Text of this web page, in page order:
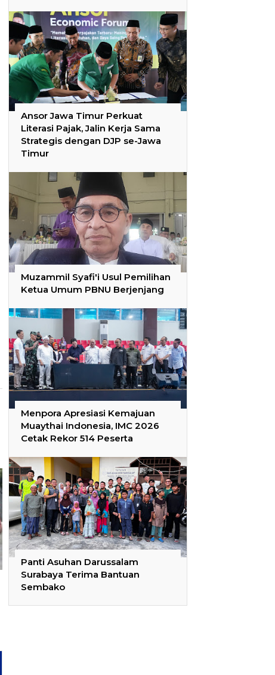
Ansor Jawa Timur Perkuat
Literasi Pajak, Jalin Kerja Sama
Strategis dengan DJP se-Jawa
Timur
Muzammil Syafi'i Usul Pemilihan
Ketua Umum PBNU Berjenjang
Menpora Apresiasi Kemajuan
Muaythai Indonesia, IMC 2026
Cetak Rekor 514 Peserta
Panti Asuhan Darussalam
Surabaya Terima Bantuan
Sembako